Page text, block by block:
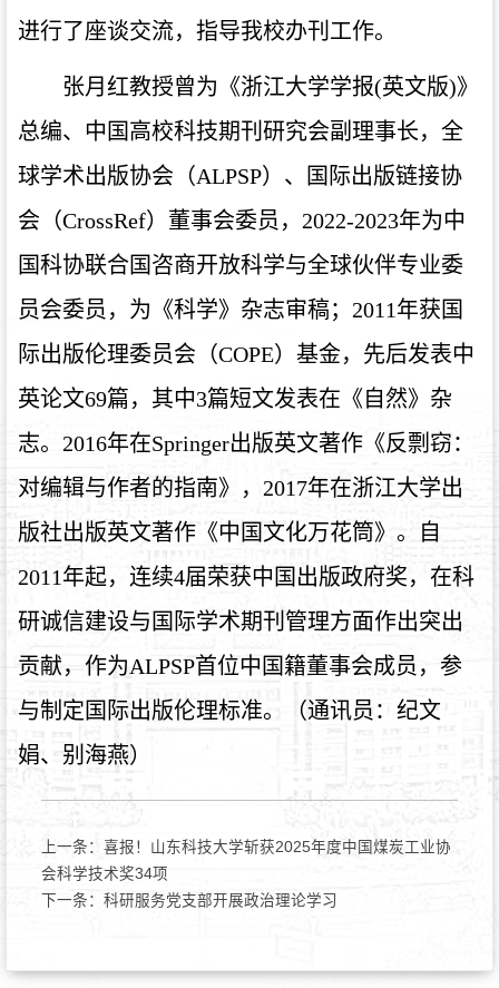
进行了座谈交流，指导我校办刊工作。
张月红教授曾为《浙江大学学报(英文版)》
总编、中国高校科技期刊研究会副理事长，全
球学术出版协会（ALPSP）、国际出版链接协
会（CrossRef）董事会委员，2022-2023年为中
国科协联合国咨商开放科学与全球伙伴专业委
员会委员，为《科学》杂志审稿；2011年获国
际出版伦理委员会（COPE）基金，先后发表中
英论文69篇，其中3篇短文发表在《自然》杂
志。2016年在Springer出版英文著作《反剽窃：
对编辑与作者的指南》，2017年在浙江大学出
版社出版英文著作《中国文化万花筒》。自
2011年起，连续4届荣获中国出版政府奖，在科
研诚信建设与国际学术期刊管理方面作出突出
贡献，作为ALPSP首位中国籍董事会成员，参
与制定国际出版伦理标准。（通讯员：纪文
娟、别海燕）
上一条： 喜报！山东科技大学斩获2025年度中国煤炭工业协
会科学技术奖34项
下一条： 科研服务党支部开展政治理论学习